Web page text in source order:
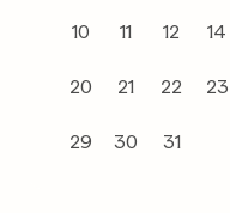
10 11 12 14
20 21 22 23
29 30 31